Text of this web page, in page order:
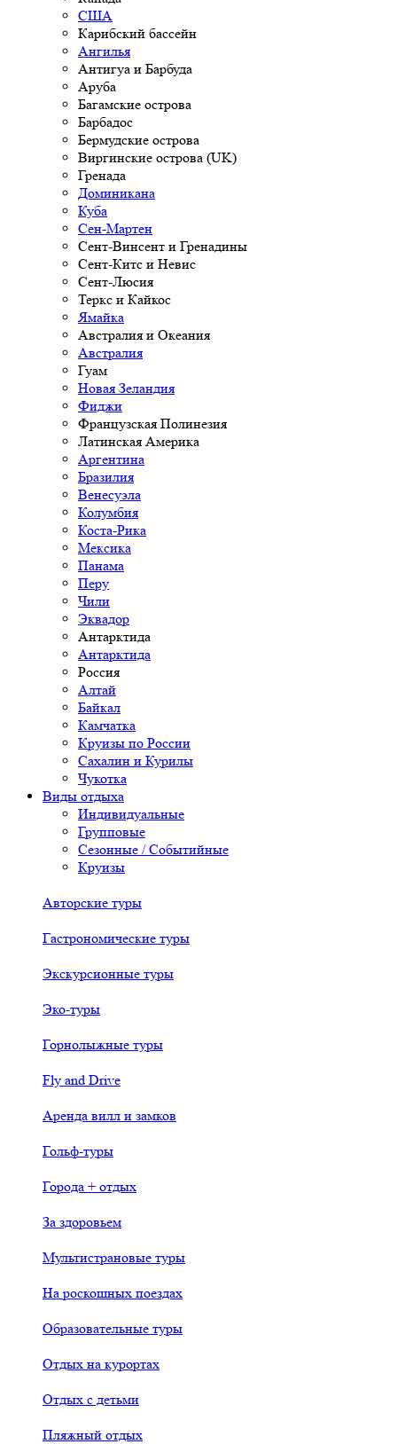
США
Карибский бассейн
Ангилья
Антигуа и Барбуда
Аруба
Багамские острова
Барбадос
Бермудские острова
Виргинские острова (UK)
Гренада
Доминикана
Куба
Сен-Мартен
Сент-Винсент и Гренадины
Сент-Китс и Невис
Сент-Люсия
Теркс и Кайкос
Ямайка
Австралия и Океания
Австралия
Гуам
Новая Зеландия
Фиджи
Французская Полинезия
Латинская Америка
Аргентина
Бразилия
Венесуэла
Колумбия
Коста-Рика
Мексика
Панама
Перу
Чили
Эквадор
Антарктида
Антарктида
Россия
Алтай
Байкал
Камчатка
Круизы по России
Сахалин и Курилы
Чукотка
Виды отдыха
Индивидуальные
Групповые
Сезонные / Событийные
Круизы
Авторские туры
Гастрономические туры
Экскурсионные туры
Эко-туры
Горнолыжные туры
Fly and Drive
Аренда вилл и замков
Гольф-туры
Города + отдых
За здоровьем
Мультистрановые туры
На роскошных поездах
Образовательные туры
Отдых на курортах
Отдых с детьми
Пляжный отдых